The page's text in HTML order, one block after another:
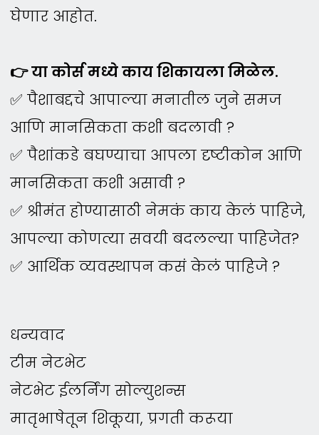
घेणार आहोत.​
👉 या कोर्स मध्ये काय शिकायला मिळेल.
✅ पैशाबद्दचे आपाल्या मनातील जुने समज
आणि मानसिकता कशी बदलावी ?
✅ पैशांकडे बघण्याचा आपला दृष्टीकोन आणि
मानसिकता कशी असावी ?
✅ श्रीमंत होण्यासाठी नेमकं काय केलं पाहिजे,
आपल्या कोणत्या सवयी बदलल्या पाहिजेत?
✅ आर्थिक व्यवस्थापन कसं केलं पाहिजे ?
धन्यवाद
टीम नेटभेट
नेटभेट ईलर्निंग सोल्युशन्स
मातृभाषेतून शिकूया, प्रगती करूया